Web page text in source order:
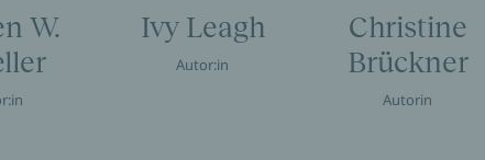
W.
Ivy Leagh
Autor:in
Christine
Brückner
Autorin